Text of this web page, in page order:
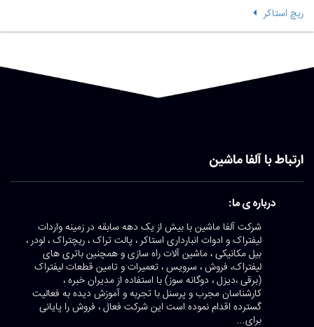
ریچ استاکر
ارتباط با آلفا ماشین
درباره ی ما:
شرکت آلفا ماشین با بیش از یک دهه سابقه در زمینه واردات
لیفتراک و ادوات انبارداری استاکر ، پالت تراک ، ریچتراک ، لودر ،
بیل مکانیکی ، ماشین آلات راه سازی و همچنین باتری های
لیفتراک، فروش ، سرویس ، تعمیرات و تامین قطعات لیفتراک
(برقی ،دیزل ، دوگانه سوز) با استفاده از مدیران خبره ،
کارشناسان مجرب و پرسنل با تجربه و آموزش دیده به فعالیت
گسترده اقدام نموده است این شرکت فعال ، فروش را پایانی
برای...